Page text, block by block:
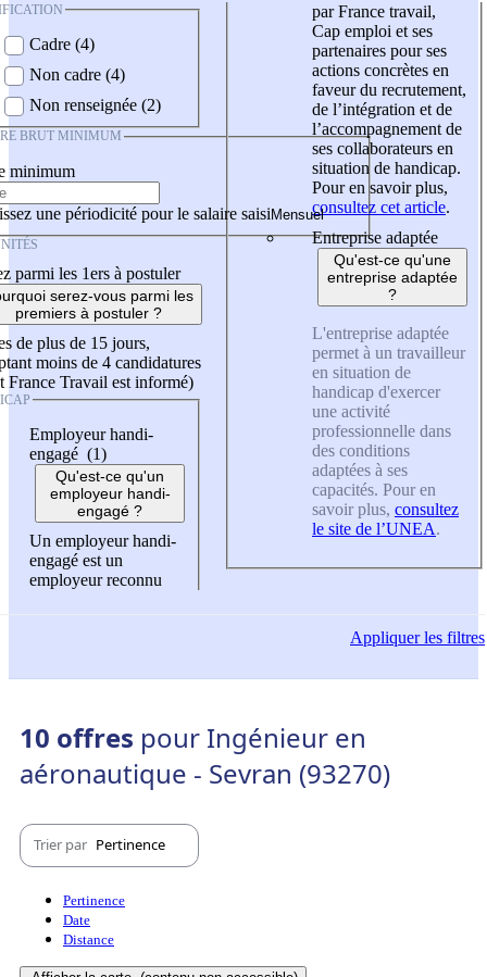
Cadre (4)
Non cadre (4)
Non renseignée (2)
BRUT MINIMUM
minimum
une périodicité pour le salaire saisi
parmi les 1ers à postuler
serez-vous parmi les
premiers à postuler ?
de plus de 15 jours,
moins de 4 candidatures
France Travail est informé)
Employeur handi-
engagé (1)
Qu'est-ce qu'un
employeur handi-
engagé ?
Un employeur handi-
engagé est un
employeur reconnu
par France travail,
Cap emploi et ses
partenaires pour ses
actions concrètes en
faveur du recrutement,
de l’intégration et de
l’accompagnement de
ses collaborateurs en
situation de handicap.
Pour en savoir plus,
consultez cet article.
Entreprise adaptée
Qu'est-ce qu'une
entreprise adaptée
?
L'entreprise adaptée
permet à un travailleur
en situation de
handicap d'exercer
une activité
professionnelle dans
des conditions
adaptées à ses
capacités. Pour en
savoir plus, consultez
le site de l’UNEA.
Appliquerles filtres
10 offres pour Ingénieur en
aéronautique - Sevran (93270)
Trier par Pertinence
Pertinence
Date
Distance